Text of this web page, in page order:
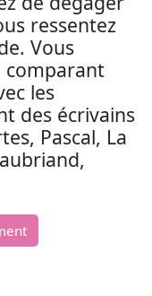
ressentez
Vous
comparant
les
des écrivains
Pascal, La